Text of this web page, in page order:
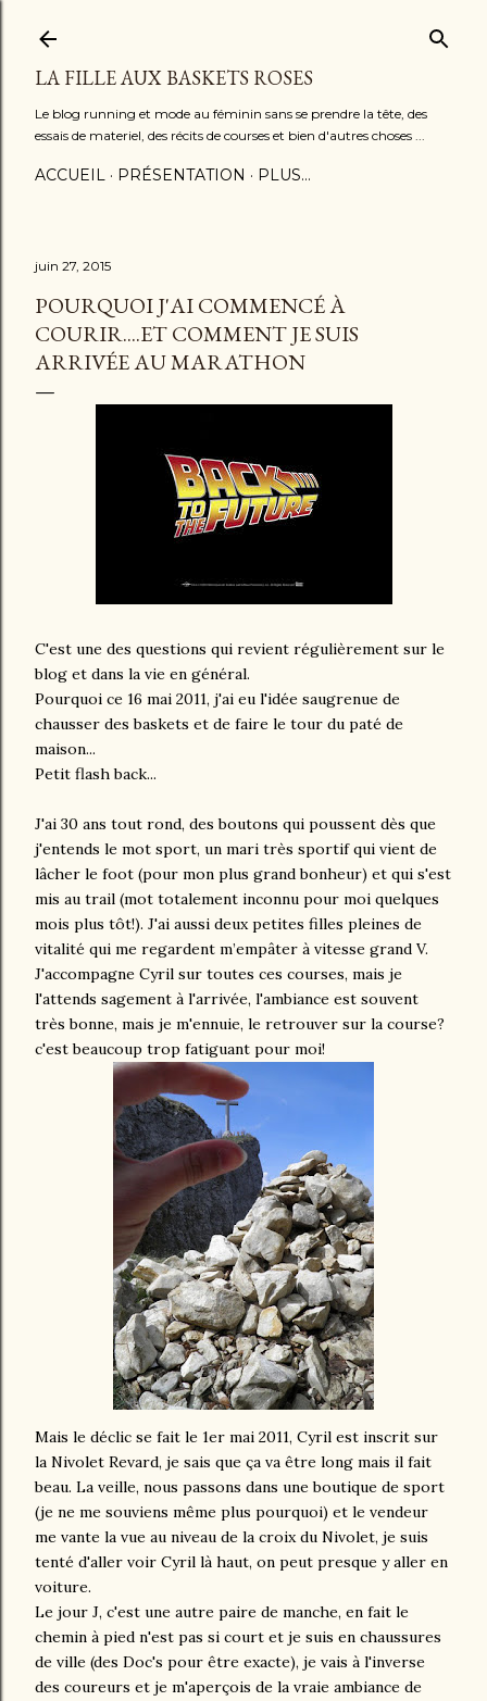
LA FILLE AUX BASKETS ROSES
Le blog running et mode au féminin sans se prendre la tête, des
essais de materiel, des récits de courses et bien d'autres choses ...
ACCUEIL PRÉSENTATION PLUS…
juin 27, 2015
POURQUOI J'AI COMMENCÉ À
COURIR....ET COMMENT JE SUIS
ARRIVÉE AU MARATHON
C'est une des questions qui revient régulièrement sur le
blog et dans la vie en général.
Pourquoi ce 16 mai 2011, j'ai eu l'idée saugrenue de
chausser des baskets et de faire le tour du paté de
maison...
Petit flash back...
J'ai 30 ans tout rond, des boutons qui poussent dès que
j'entends le mot sport, un mari très sportif qui vient de
lâcher le foot (pour mon plus grand bonheur) et qui s'est
mis au trail (mot totalement inconnu pour moi quelques
mois plus tôt!). J'ai aussi deux petites filles pleines de
vitalité qui me regardent m’empâter à vitesse grand V.
J'accompagne Cyril sur toutes ces courses, mais je
l'attends sagement à l'arrivée, l'ambiance est souvent
très bonne, mais je m'ennuie, le retrouver sur la course?
c'est beaucoup trop fatiguant pour moi!
Mais le déclic se fait le 1er mai 2011, Cyril est inscrit sur
la Nivolet Revard, je sais que ça va être long mais il fait
beau. La veille, nous passons dans une boutique de sport
(je ne me souviens même plus pourquoi) et le vendeur
me vante la vue au niveau de la croix du Nivolet, je suis
tenté d'aller voir Cyril là haut, on peut presque y aller en
voiture.
Le jour J, c'est une autre paire de manche, en fait le
chemin à pied n'est pas si court et je suis en chaussures
de ville (des Doc's pour être exacte), je vais à l'inverse
des coureurs et je m'aperçois de la vraie ambiance de